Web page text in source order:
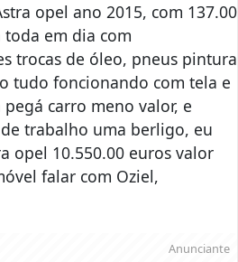
opel ano 2015, com 137.00
em dia com
trocas de óleo, pneus pintura
tudo foncionando com tela e
carro meno valor, e
trabalho uma berligo, eu
opel 10.550.00 euros valor
falar com Oziel,
Anunciante